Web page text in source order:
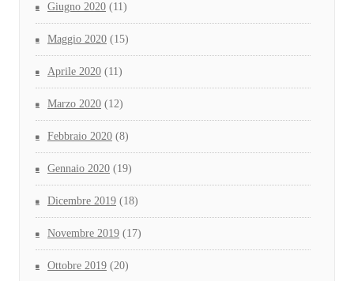
Giugno 2020 (11)
Maggio 2020 (15)
Aprile 2020 (11)
Marzo 2020 (12)
Febbraio 2020 (8)
Gennaio 2020 (19)
Dicembre 2019 (18)
Novembre 2019 (17)
Ottobre 2019 (20)